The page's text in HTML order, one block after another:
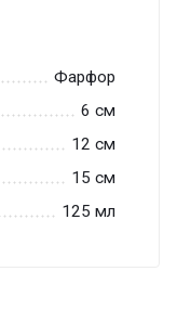
Фарфор
6 см
12 см
15 см
125 мл